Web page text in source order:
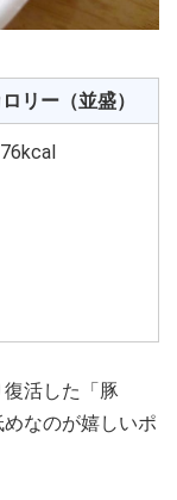
リー（並盛）
活した「豚
なのが嬉しいポ